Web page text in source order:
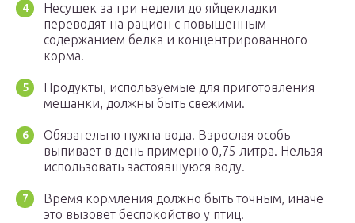
Несушек за три недели до яйцекладки
переводят на рацион с повышенным
содержанием белка и концентрированного
корма.
Продукты, используемые для приготовления
мешанки, должны быть свежими.
Обязательно нужна вода. Взрослая особь
выпивает в день примерно 0,75 литра. Нельзя
использовать застоявшуюся воду.
Время кормления должно быть точным, иначе
это вызовет беспокойство у птиц.